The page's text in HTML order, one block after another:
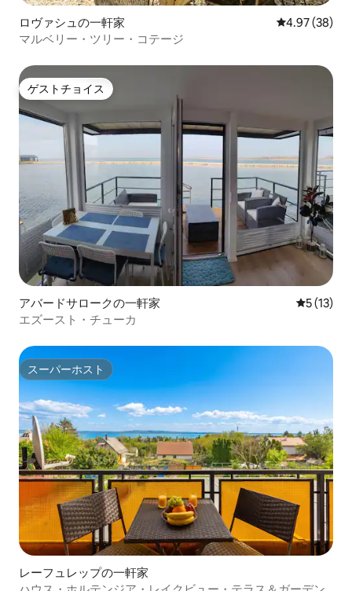
ロヴァシュの一軒家 レビュー38
4.97 (38)
マルベリー・ツリー・コテージ
ゲストチョイス
ゲストチョイス
アバードサロークの一軒家 レビュー
5 (13)
エズースト・チューカ
スーパーホスト
スーパーホスト
レーフュレップの一軒家